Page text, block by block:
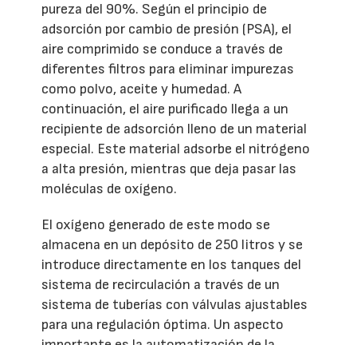
pureza del 90%. Según el principio de
adsorción por cambio de presión (PSA), el
aire comprimido se conduce a través de
diferentes filtros para eliminar impurezas
como polvo, aceite y humedad. A
continuación, el aire purificado llega a un
recipiente de adsorción lleno de un material
especial. Este material adsorbe el nitrógeno
a alta presión, mientras que deja pasar las
moléculas de oxígeno.
El oxígeno generado de este modo se
almacena en un depósito de 250 litros y se
introduce directamente en los tanques del
sistema de recirculación a través de un
sistema de tuberías con válvulas ajustables
para una regulación óptima. Un aspecto